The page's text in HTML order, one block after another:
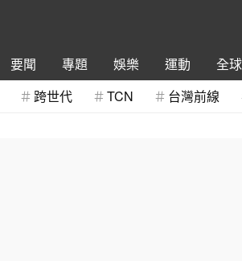
要聞 專題 娛樂 運動 全球
跨世代 TCN 台灣前線